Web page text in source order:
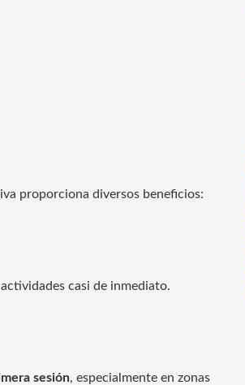
proporciona diversos beneficios:
casi de inmediato.
sesión, especialmente en zonas